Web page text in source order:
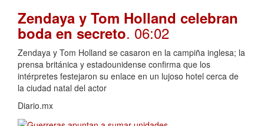
Zendaya y Tom Holland celebran
boda en secreto. 06:02
Zendaya y Tom Holland se casaron en la campiña inglesa; la
prensa británica y estadounidense confirma que los
intérpretes festejaron su enlace en un lujoso hotel cerca de
la ciudad natal del actor
Diario.mx